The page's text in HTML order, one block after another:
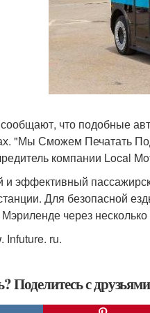
что подобные
"Мы Сможем Печатать
компании Local
и эффективный
Для безопасной
через
Infuture. ru.
Поделитесь с